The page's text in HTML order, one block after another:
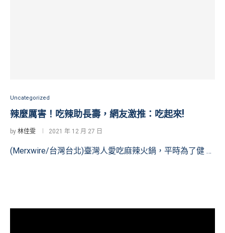
Uncategorized
辣麼厲害！吃辣助長壽，網友激推：吃起來!
by 林佳雯 2021 年 12 月 27 日
(Merxwire/台灣台北)臺灣人愛吃麻辣火鍋，平時為了健 …